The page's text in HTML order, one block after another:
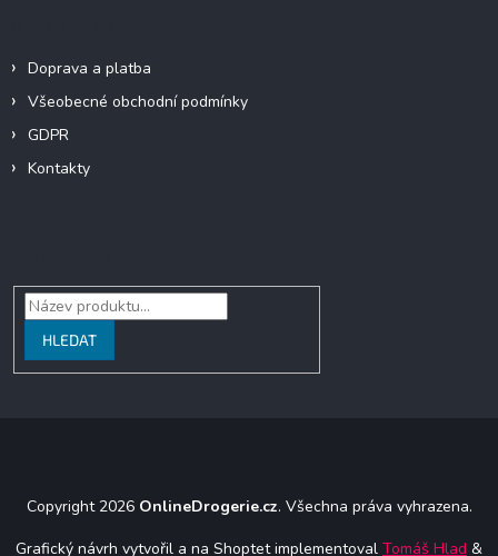
Doprava a platba
Všeobecné obchodní podmínky
GDPR
Kontakty
HLEDAT
Copyright 2026 OnlineDrogerie.cz. Všechna práva vyhrazena.
Grafický návrh vytvořil a na Shoptet implementoval Tomáš Hlad &